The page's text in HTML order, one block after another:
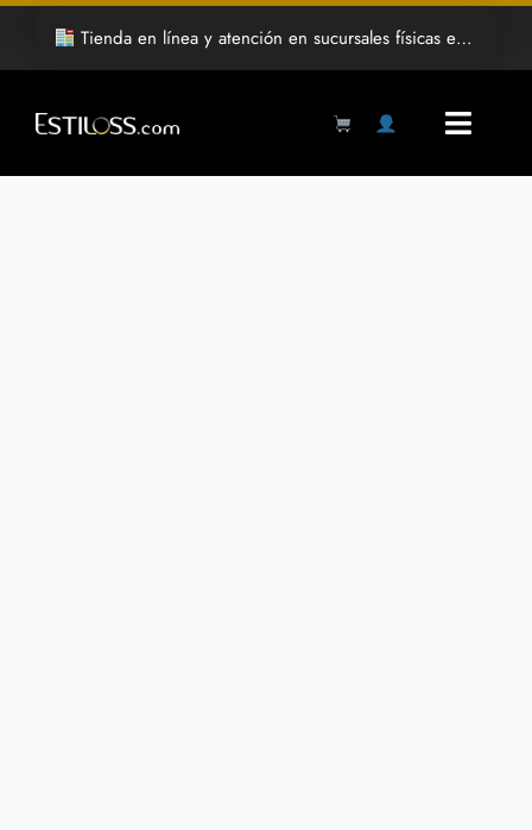
Saltar
contenido
Tienda en línea y atención en sucursales físicas en Hermosillo